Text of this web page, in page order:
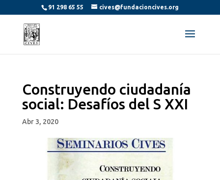
91 298 65 55 cives@fundacioncives.org
Construyendo ciudadanía
social: Desafíos del S XXI
Abr 3, 2020